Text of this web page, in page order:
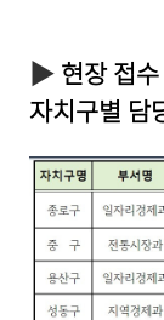
▶현장 접
자치구별 담